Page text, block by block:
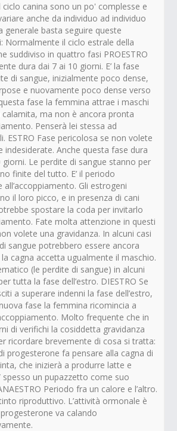
ciclo canina sono un po' complesse e
anche da individuo ad individuo
generale basta seguire queste
Normalmente il ciclo estrale della
suddiviso in quattro fasi PROESTRO
dura dai 7 ai 10 giorni. E’ la fase
di sangue, inizialmente poco dense,
e nuovamente poco dense verso
fase la femmina attrae i maschi
calamita, ma non è ancora pronta
Penserà lei stessa ad
ESTRO Fase pericolosa se non volete
indesiderate. Anche questa fase dura
giorni. Le perdite di sangue stanno per
finite del tutto. E’ il periodo
all’accoppiamento. Gli estrogeni
il loro picco, e in presenza di cani
spostare la coda per invitarlo
Fate molta attenzione in questi
volete una gravidanza. In alcuni casi
sangue potrebbero essere ancora
cagna accetta ugualmente il maschio.
(le perdite di sangue) in alcuni
tutta la fase dell’estro. DIESTRO Se
a superare indenni la fase dell’estro,
fase la femmina ricomincia a
Molto frequente che in
di verifichi la cosiddetta gravidanza
ricordare brevemente di cosa si tratta:
progesterone fa pensare alla cagna di
che inizierà a produrre latte e
spesso un pupazzetto come suo
Periodo fra un calore e l’altro.
riproduttivo. L’attività ormonale è
va calando